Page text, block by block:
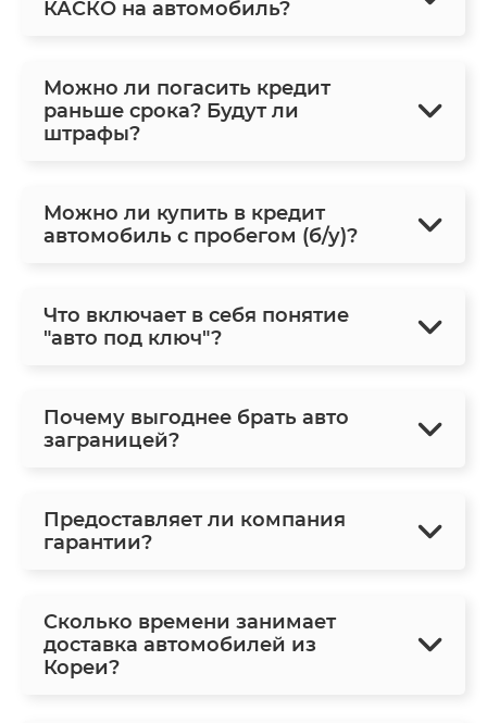
КАСКО на автомобиль?
Можно ли погасить кредит
раньше срока? Будут ли
штрафы?
Можно ли купить в кредит
автомобиль с пробегом (б/у)?
Что включает в себя понятие
"авто под ключ"?
Почему выгоднее брать авто
заграницей?
Предоставляет ли компания
гарантии?
Сколько времени занимает
доставка автомобилей из
Кореи?